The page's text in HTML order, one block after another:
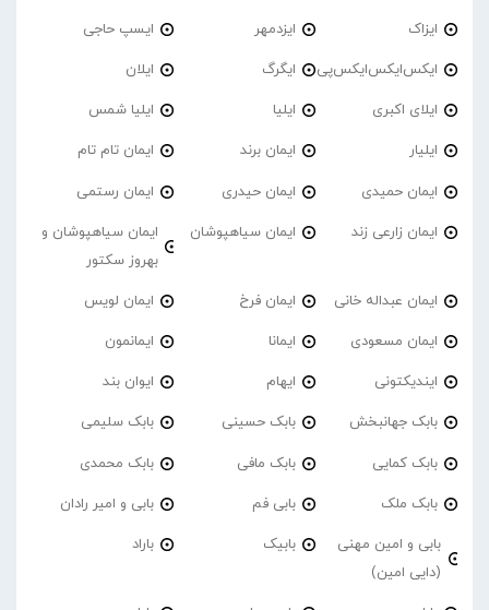
ایزاک ایزدمهر ایسپ حاجی
ایکس‌ایکس‌ایکس‌پی ایگرگ ایلان
ایلای اکبری ایلیا ایلیا شمس
ایلیار ایمان برند ایمان تام تام
ایمان حمیدی ایمان حیدری ایمان رستمی
ایمان زارعی زند ایمان سیاهپوشان
ایمان سیاهپوشان و
بهروز سکتور
ایمان عبداله خانی ایمان فرخ ایمان لویس
ایمان مسعودی ایمانا ایمانمون
ایندیکتونی ایهام ایوان بند
بابک جهانبخش بابک حسینی بابک سلیمی
بابک کمایی بابک مافی بابک محمدی
بابک ملک بابی فم بابی و امیر رادان
بابی و امین مهنی
(دایی امین)
بابیک باراد